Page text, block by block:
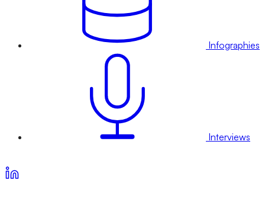
Infographies
Interviews